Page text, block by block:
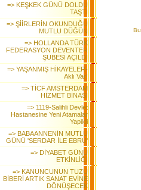
=> KEŞKEK GÜNÜ DOLDU
TAŞTI
=> ŞİİRLERİN OKUNDUĞU
MUTLU DÜĞÜN
=> HOLLANDA TÜRK
FEDERASYON DEVENTER
ŞUBESİ AÇILDI
=> YAŞANMIŞ HİKAYELER-
Aklı Var!
=> TİCF AMSTERDAM
HİZMET BİNASI
=> 1119-Salihli Devlet
Hastanesine Yeni Atamalar
Yapildi
=> BABAANNENİN MUTLU
GÜNÜ 'SERDAR İLE EBRU'
=> DİYABET GÜNÜ
ETKİNLİĞİ
=> KANUNCUNUN TUZU
BİBERİ ARTIK SANAT EVİNE
DÖNÜŞECEK